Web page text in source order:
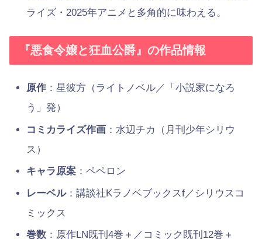
ライズ・2025年アニメと多角的に味わえる。
『悪食令嬢と狂血公爵』の作品情報
原作 ：星彼方（ライトノベル／「小説家になろ
う」発）
コミカライズ作画 ：水辺チカ（月刊少年シリウ
ス）
キャラ原案 ：ペペロン
レーベル：講談社Kラノベブックスf／シリウスコ
ミックス
巻数 ：原作LN既刊4巻＋／コミック既刊12巻＋